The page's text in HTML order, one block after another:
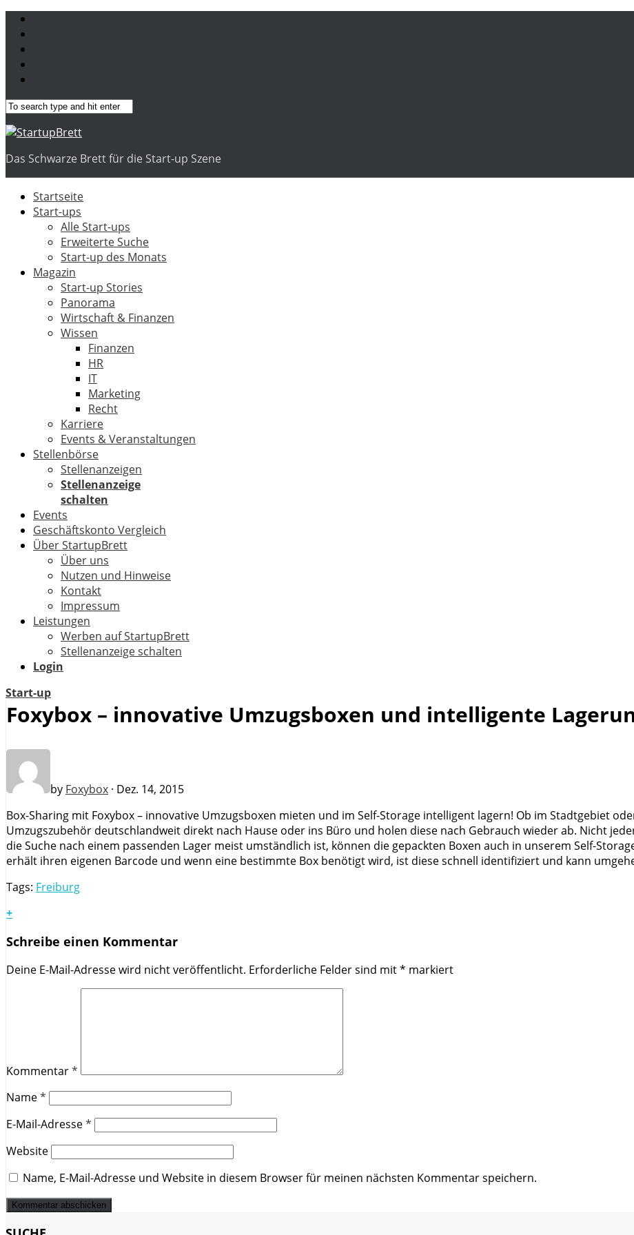
Das Schwarze Brett für die Start-up Szene
Startseite
Start-ups
Alle Start-ups
Erweiterte Suche
Start-up des Monats
Magazin
Start-up Stories
Panorama
Wirtschaft & Finanzen
Wissen
Finanzen
HR
IT
Marketing
Recht
Karriere
Events & Veranstaltungen
Stellenbörse
Stellenanzeigen
Stellenanzeige
schalten
Events
Geschäftskonto Vergleich
Über StartupBrett
Über uns
Nutzen und Hinweise
Kontakt
Impressum
Leistungen
Werben auf StartupBrett
Stellenanzeige schalten
Login
Start-up
Foxybox – innovative Umzugsboxen und intelligente
by Foxybox · Dez. 14, 2015
Box-Sharing mit Foxybox – innovative Umzugsboxen mieten und im Self-Storage intelligent lagern! Ob im Stadtgebiet
Umzugszubehör deutschlandweit direkt nach Hause oder ins Büro und holen diese nach Gebrauch wieder ab. Nicht
die Suche nach einem passenden Lager meist umständlich ist, können die gepackten Boxen auch in unserem Self-
erhält ihren eigenen Barcode und wenn eine bestimmte Box benötigt wird, ist diese schnell identifiziert und kann
Tags: Freiburg
+
Schreibe einen Kommentar
Deine E-Mail-Adresse wird nicht veröffentlicht. Erforderliche Felder sind mit* markiert
Kommentar*
Name*
E-Mail-Adresse*
Website
Name, E-Mail-Adresse und Website in diesem Browser für meinen nächsten Kommentar speichern.